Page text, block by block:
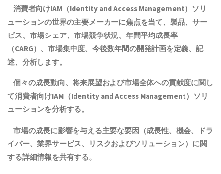
消費者向けIAM（Identity and Access Management）ソリ
ューションの世界の主要メーカーに焦点を当て、製品、サー
ビス、市場シェア、市場競争状況、年間平均成長率
（CARG） 、市場集中度、今後数年間の開発計画を定義、記
述、分析します。
個々の成長動向、将来展望および市場全体への貢献度に関し
て消費者向けIAM（Identity and Access Management）ソリ
ューションを分析する。
市場の成長に影響を与える主要な要因（成長性、機会、ドラ
イバー、業界サービス、リスクおよびソリューション）に関
する詳細情報を共有する。